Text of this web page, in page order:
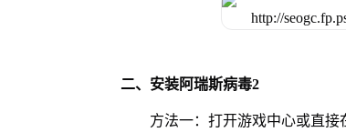
二、安装阿瑞斯病毒2
方法一：打开游戏中心或直接